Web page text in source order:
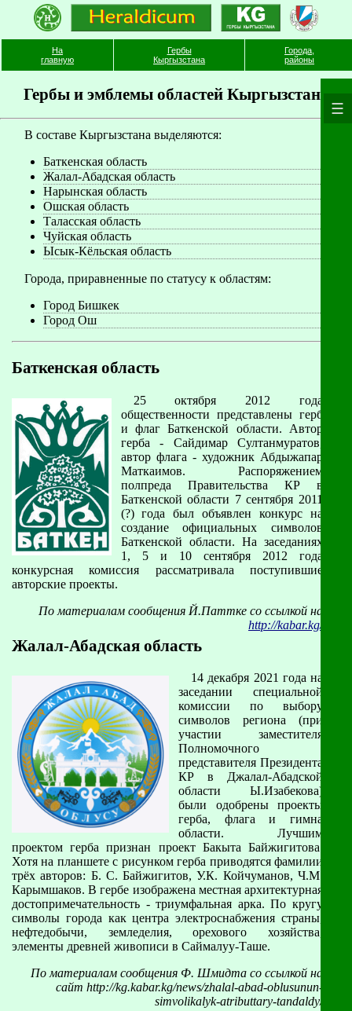
На
главную
Гербы
Кыргызстана
Города,
районы
Гербы и эмблемы oбластей Кыргызстана
В составе Кыргызстана выделяются:
Баткенская область
Жалал-Абадская область
Нарынская область
Ошская область
Таласская область
Чуйская область
Ысык-Кёльская область
Города, приравненные по статусу к областям:
Город Бишкек
Город Ош
Баткенская область
25 октября 2012 года
общественности представлены герб
и флаг Баткенской области. Автор
герба - Сайдимар Султанмуратов,
автор флага - художник Абдыжапар
Маткаимов. Распоряжением
полпреда Правительства КР в
Баткенской области 7 сентября 2011
(?) года был объявлен конкурс на
создание официальных символов
Баткенской области. На заседаниях
1, 5 и 10 сентября 2012 года
конкурсная комиссия рассматривала поступившие
авторские проекты.
По материалам сообщения Й.Паттке со ссылкой на
http://kabar.kg/
Жалал-Абадская область
14 декабря 2021 года на
заседании специальной
комиссии по выбору
символов региона (при
участии заместителя
Полномочного
представителя Президента
КР в Джалал-Абадской
области Ы.Изабекова)
были одобрены проекты
герба, флага и гимна
области. Лучшим
проектом герба признан проект Бакыта Байжигитова.
Хотя на планшете с рисунком герба приводятся фамилии
трёх авторов: Б. С. Байжигитов, У.К. Койчуманов, Ч.М.
Карымшаков. В гербе изображена местная архитектурная
достопримечательность - триумфальная арка. По кругу
символы города как центра электроснабжения страны,
нефтедобычи, земледелия, орехового хозяйства,
элементы древней живописи в Саймалуу-Таше.
По материалам сообщения Ф. Шмидта cо ссылкой на
сайт http://kg.kabar.kg/news/zhalal-abad-oblusunun-
simvolikalyk-atributtary-tandaldy/